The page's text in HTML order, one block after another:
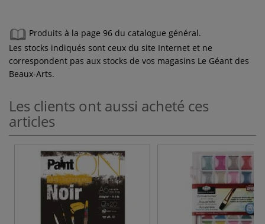
Produits à la page 96 du catalogue général.
Les stocks indiqués sont ceux du site Internet et ne
correspondent pas aux stocks de vos magasins Le Géant des
Beaux-Arts.
Les clients ont aussi acheté ces
articles